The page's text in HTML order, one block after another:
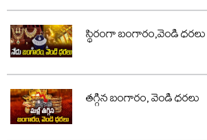
స్థిరంగా బంగారం,వెండి ధరలు
తగ్గిన బంగారం, వెండి ధరలు